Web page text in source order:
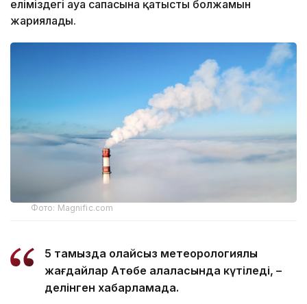
еліміздегі ауа сапасына қатысты болжамын
жариялады.
Фото: Magnific.com
5 тамызда қолайсыз метеорологиялық
жағдайлар Ақтөбе қалаласында күтіледі, –
делінген хабарламада.